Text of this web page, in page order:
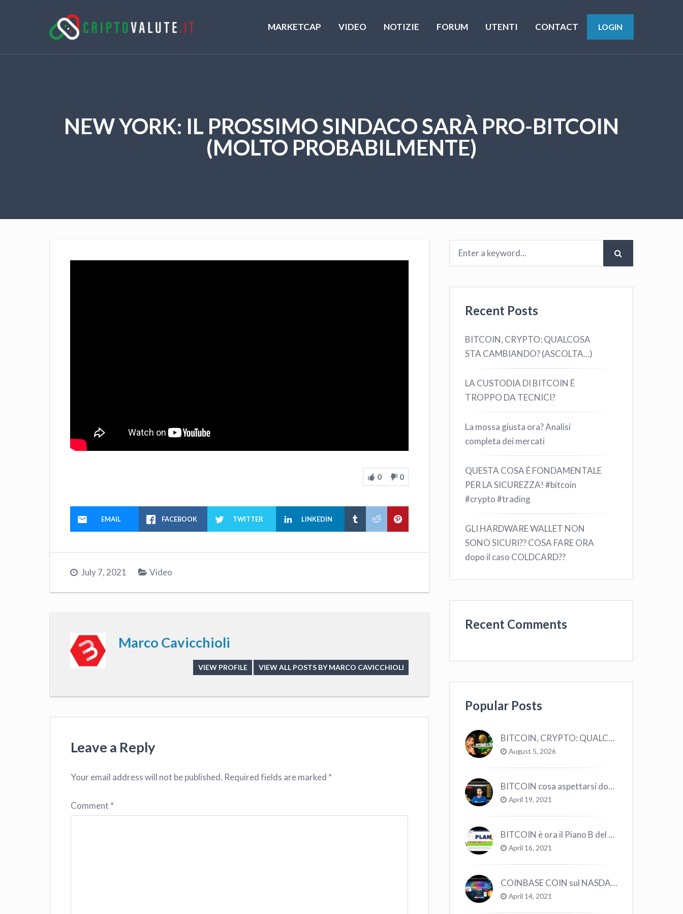
MARKETCAP VIDEO NOTIZIE FORUM UTENTI CONTACT LOGIN
NEW YORK: IL PROSSIMO SINDACO SARÀ PRO-BITCOIN
(MOLTO PROBABILMENTE)
0 0
EMAIL FACEBOOK TWITTER LINKEDIN
July 7, 2021 Video
Marco Cavicchioli
VIEW PROFILE VIEW ALL POSTS BY MARCO CAVICCHIOLI
Leave a Reply
Your email address will not be published. Required fields are marked *
Comment *
Recent Posts
BITCOIN, CRYPTO: QUALCOSA
STA CAMBIANDO? (ASCOLTA…)
LA CUSTODIA DI BITCOIN É
TROPPO DA TECNICI?
La mossa giusta ora? Analisi
completa dei mercati
QUESTA COSA É FONDAMENTALE
PER LA SICUREZZA! #bitcoin
#crypto #trading
GLI HARDWARE WALLET NON
SONO SICURI?? COSA FARE ORA
dopo il caso COLDCARD??
Recent Comments
Popular Posts
BITCOIN, CRYPTO: QUALCOSA STA CAMBIANDO? (ASCOLTA…)
August 5, 2026
BITCOIN cosa aspettarsi dopo il “Crollo”? – CryptoMonday NEWS w16/’21
April 19, 2021
BITCOIN è ora il Piano B del Mondo
April 16, 2021
COINBASE COIN sul NASDAQ e le CRYPTO volano!
April 14, 2021